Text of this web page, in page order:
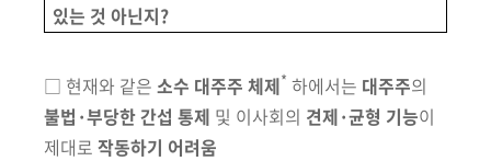
있는 것 아닌지?
□ 현재와 같은 소수 대주주 체제* 하에서는 대주주의
불법·부당한간섭 통제 및 이사회의 견제·균형 기능이
제대로 작동하기 어려움